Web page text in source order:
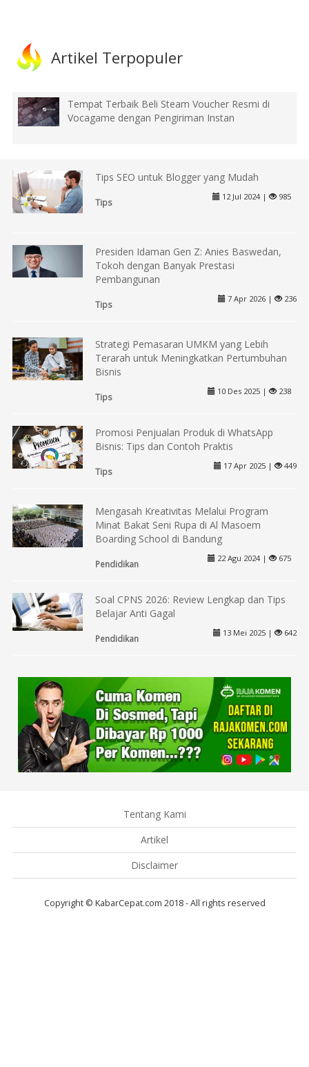
Artikel Terpopuler
Tempat Terbaik Beli Steam Voucher Resmi di
Vocagame dengan Pengiriman Instan
Tips SEO untuk Blogger yang Mudah
Tips
12 Jul 2024 | 985
Presiden Idaman Gen Z: Anies Baswedan,
Tokoh dengan Banyak Prestasi
Pembangunan
Tips
7 Apr 2026 | 236
Strategi Pemasaran UMKM yang Lebih
Terarah untuk Meningkatkan Pertumbuhan
Bisnis
Tips
10 Des 2025 | 238
Promosi Penjualan Produk di WhatsApp
Bisnis: Tips dan Contoh Praktis
Tips
17 Apr 2025 | 449
Mengasah Kreativitas Melalui Program
Minat Bakat Seni Rupa di Al Masoem
Boarding School di Bandung
Pendidikan
22 Agu 2024 | 675
Soal CPNS 2026: Review Lengkap dan Tips
Belajar Anti Gagal
Pendidikan
13 Mei 2025 | 642
Tentang Kami
Artikel
Disclaimer
Copyright © KabarCepat.com 2018 - All rights reserved